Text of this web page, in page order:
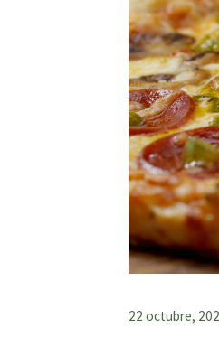
22 octubre,